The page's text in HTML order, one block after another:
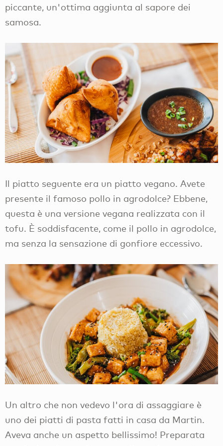
piccante, un'ottima aggiunta al sapore dei
samosa.
Il piatto seguente era un piatto vegano. Avete
presente il famoso pollo in agrodolce? Ebbene,
questa è una versione vegana realizzata con il
tofu. È soddisfacente, come il pollo in agrodolce,
ma senza la sensazione di gonfiore eccessivo.
Un altro che non vedevo l'ora di assaggiare è
uno dei piatti di pasta fatti in casa da Martin.
Aveva anche un aspetto bellissimo! Preparata